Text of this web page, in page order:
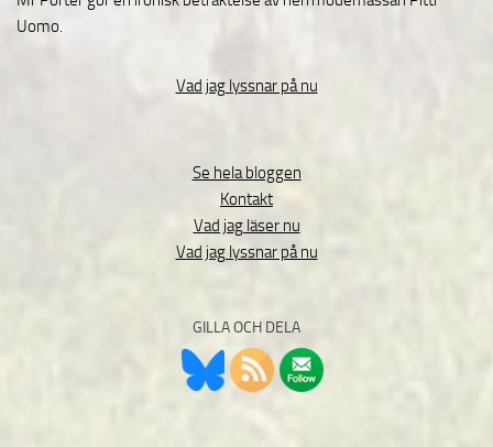
Uomo.
Vad jag lyssnar på nu
Se hela bloggen
Kontakt
Vad jag läser nu
Vad jag lyssnar på nu
GILLA OCH DELA